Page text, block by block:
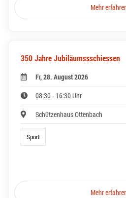
Mehr
350 Jahre Jubiläumssschiessen
Fr, 28. August 2026
08:30 - 16:30 Uhr
Schützenhaus Ottenbach
Sport
Mehr